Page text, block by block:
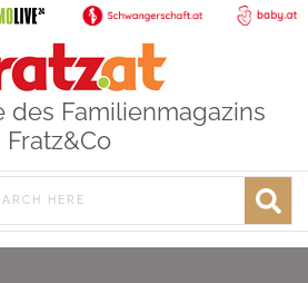
des Familienmagazins
Fratz&Co